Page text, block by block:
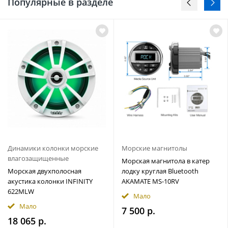
Динамики колонки морские
влагозащищенные
Морская двухполосная
акустика колонки INFINITY
622MLW
Мало
18 065 р.
Морские магнитолы
Морская магнитола в катер
лодку круглая Bluetooth
AKAMATE MS-10RV
Мало
7 500 р.